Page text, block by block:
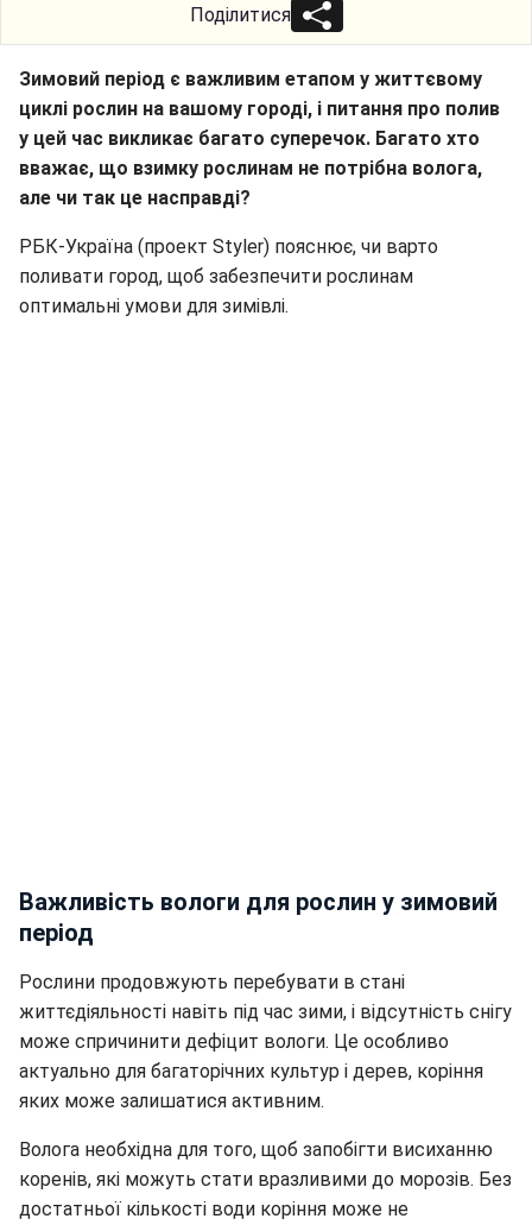
Поділитися
Зимовий період є важливим етапом у життєвому
циклі рослин на вашому городі, і питання про полив
у цей час викликає багато суперечок. Багато хто
вважає, що взимку рослинам не потрібна волога,
але чи так це насправді?
РБК-Україна (проект Styler) пояснює, чи варто
поливати город, щоб забезпечити рослинам
оптимальні умови для зимівлі.
Важливість вологи для рослин у зимовий
період
Рослини продовжують перебувати в стані
життєдіяльності навіть під час зими, і відсутність снігу
може спричинити дефіцит вологи. Це особливо
актуально для багаторічних культур і дерев, коріння
яких може залишатися активним.
Волога необхідна для того, щоб запобігти висиханню
коренів, які можуть стати вразливими до морозів. Без
достатньої кількості води коріння може не